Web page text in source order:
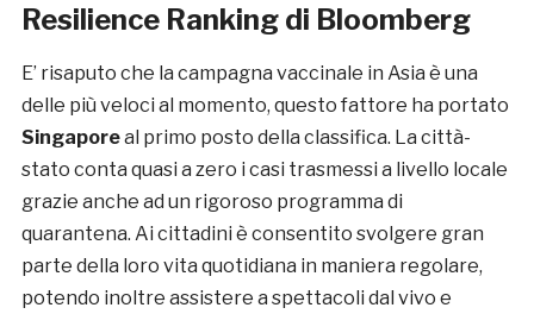
Resilience Ranking di Bloomberg
E’ risaputo che la campagna vaccinale in Asia è una
delle più veloci al momento, questo fattore ha portato
Singaporeal primo posto della classifica. La città-
stato conta quasi a zero i casi trasmessi a livello locale
grazie anche ad un rigoroso programma di
quarantena. Ai cittadini è consentito svolgere gran
parte della loro vita quotidiana in maniera regolare,
potendo inoltre assistere a spettacoli dal vivo e